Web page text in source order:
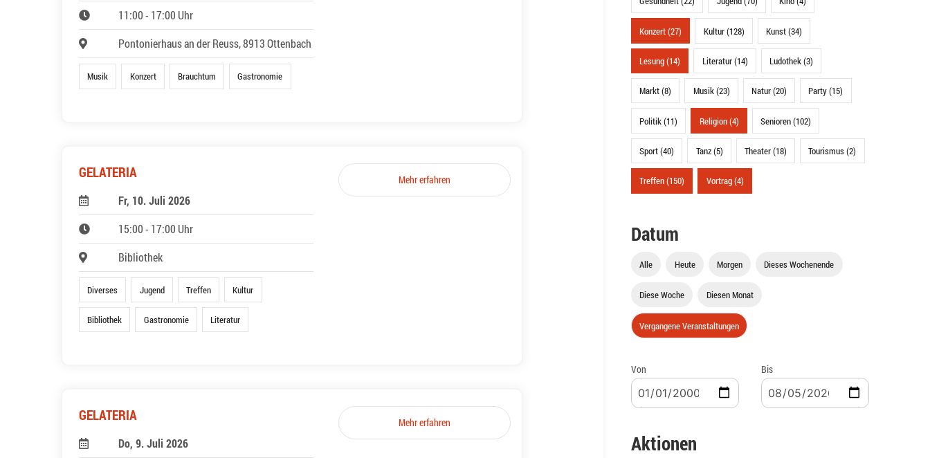
11:00 - 17:00 Uhr
Pontonierhaus an der Reuss, 8913 Ottenbach
Musik Konzert Brauchtum Gastronomie
GELATERIA
Fr, 10. Juli 2026
15:00 - 17:00 Uhr
Bibliothek
Diverses Jugend Treffen Kultur
Bibliothek Gastronomie Literatur
Mehr erfahren
GELATERIA
Do, 9. Juli 2026
Mehr erfahren
Konzert (27) Kultur (128) Kunst (34)
Lesung (14) Literatur (14) Ludothek (3)
Markt (8) Musik (23) Natur (20) Party (15)
Politik (11) Religion (4) Senioren (102)
Sport (40) Tanz (5) Theater (18) Tourismus (2)
Treffen (150) Vortrag (4)
Datum
Alle Heute Morgen Dieses Wochenende
Diese Woche Diesen Monat
Vergangene Veranstaltungen
Von Bis
Aktionen